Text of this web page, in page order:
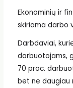
Ekonominių ir
skiriama darbo
Darbdaviai,
darbuotojams,
70 proc.
bet ne daugiau